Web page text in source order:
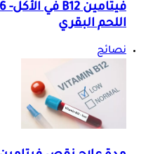
اللحم البقري
نصائح